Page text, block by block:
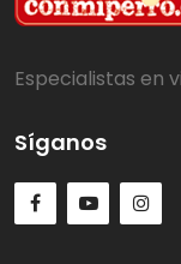
Especialistas en
Síganos